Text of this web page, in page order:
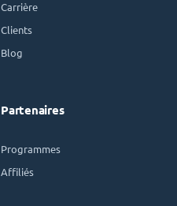
Carrière
Clients
Blog
Partenaires
Programmes
Affiliés